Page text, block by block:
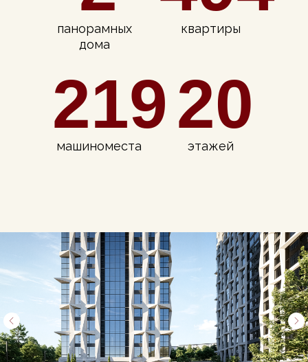
квартиры
219
машиноместа
20
этажей
панорамных
дома